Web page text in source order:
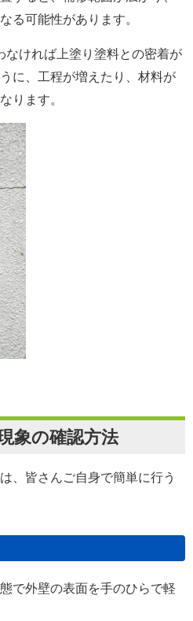
る可能性があります。
ければ上塗り塗料との密着が
に、工程が増えたり、材料が
ります。
象の確認方法
、皆さんご自身で簡単に行う
で外壁の表面を手のひらで軽